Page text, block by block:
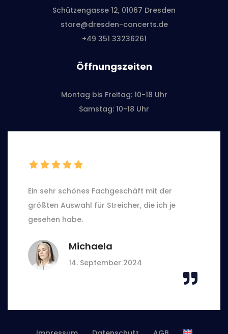
Schützengasse 12, 01067 Dresden
store@dresden-concerts.de
+49 351 33236261
Öffnungszeiten
Montag bis Freitag: 10-18 Uhr
Samstag: 10-18 Uhr
Ein sehr schönes Fachgeschäft mit der
größten Auswahl für Streicher, die ich je
gesehen habe.
Michaela
14. September 2024